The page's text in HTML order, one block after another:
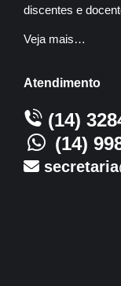
discentes e
Veja mais…
Atendimento
(14)
(14)